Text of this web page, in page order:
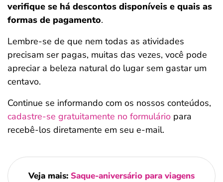
verifique se há descontos disponíveis e quais as
formas de pagamento.
Lembre-se de que nem todas as atividades
precisam ser pagas, muitas das vezes, você pode
apreciar a beleza natural do lugar sem gastar um
centavo.
Continue se informando com os nossos conteúdos,
cadastre-se gratuitamente no formulário para
recebê-los diretamente em seu e-mail.
Veja mais: Saque-aniversário para viagens